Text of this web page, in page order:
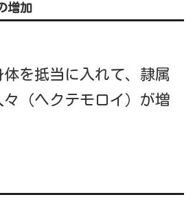
増加
を抵当に入れて、隷属
（ヘクテモロイ）が増